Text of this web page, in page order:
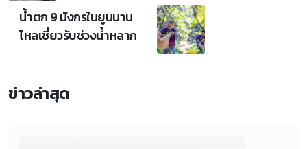
น้ำตก 9 มังกรในยูนนาน
ไหลเชี่ยวรับช่วงน้ำหลาก
ข่าวล่าสุด